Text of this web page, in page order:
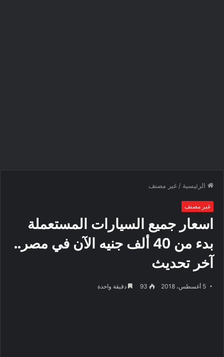
الرئيسية / غير مصنف
غير مصنف
اسعار جميع السيارات المستعملة
بدء من 40 ألف جنيه الآن في مصر..
آخر تحديث
5 أغسطس، 2018 93 دقيقة واحدة